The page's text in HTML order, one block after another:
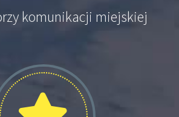
komunikacji miejskiej